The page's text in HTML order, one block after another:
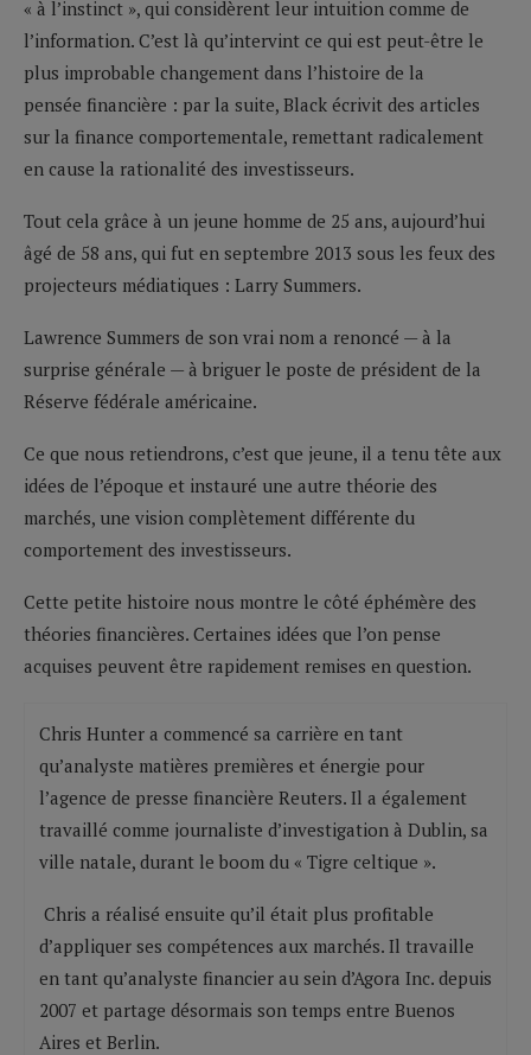
« à l’instinct », qui considèrent leur intuition comme de
l’information. C’est là qu’intervint ce qui est peut-être le
plus improbable changement dans l’histoire de la
pensée financière : par la suite, Black écrivit des articles
sur la finance comportementale, remettant radicalement
en cause la rationalité des investisseurs.
Tout cela grâce à un jeune homme de 25 ans, aujourd’hui
âgé de 58 ans, qui fut en septembre 2013 sous les feux des
projecteurs médiatiques : Larry Summers.
Lawrence Summers de son vrai nom a renoncé — à la
surprise générale — à briguer le poste de président de la
Réserve fédérale américaine.
Ce que nous retiendrons, c’est que jeune, il a tenu tête aux
idées de l’époque et instauré une autre théorie des
marchés, une vision complètement différente du
comportement des investisseurs.
Cette petite histoire nous montre le côté éphémère des
théories financières. Certaines idées que l’on pense
acquises peuvent être rapidement remises en question.
Chris Hunter a commencé sa carrière en tant
qu’analyste matières premières et énergie pour
l’agence de presse financière Reuters. Il a également
travaillé comme journaliste d’investigation à Dublin, sa
ville natale, durant le boom du « Tigre celtique ».
Chris a réalisé ensuite qu’il était plus profitable
d’appliquer ses compétences aux marchés. Il travaille
en tant qu’analyste financier au sein d’Agora Inc. depuis
2007 et partage désormais son temps entre Buenos
Aires et Berlin.